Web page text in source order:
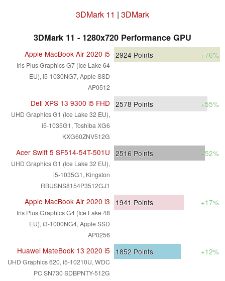
3DMark 11 | 3DMark
3DMark 11 - 1280x720 Performance GPU
Apple MacBook Air 2020 i5
Iris Plus Graphics G7 (Ice Lake 64
EU), i5-1030NG7, Apple SSD
AP0512
2924 Points +76%
Dell XPS 13 9300 i5 FHD
UHD Graphics G1 (Ice Lake 32 EU),
i5-1035G1, Toshiba XG6
KXG60ZNV512G
2578 Points +55%
Acer Swift 5 SF514-54T-501U
UHD Graphics G1 (Ice Lake 32 EU),
i5-1035G1, Kingston
RBUSNS8154P3512GJ1
2516 Points +52%
Apple MacBook Air 2020 i3
Iris Plus Graphics G4 (Ice Lake 48
EU), i3-1000NG4, Apple SSD
AP0256
1941 Points +17%
Huawei MateBook 13 2020 i5
UHD Graphics 620, i5-10210U, WDC
PC SN730 SDBPNTY-512G
1852 Points +12%